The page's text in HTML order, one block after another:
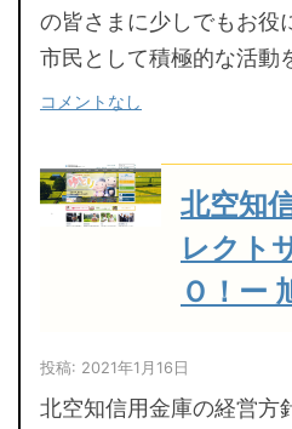
の皆さまに少しでもお役
市民として積極的な活動
コメントなし
北空知
レクト
Ｏ！ー
投稿: 2021年1月16日
北空知信用金庫の経営方